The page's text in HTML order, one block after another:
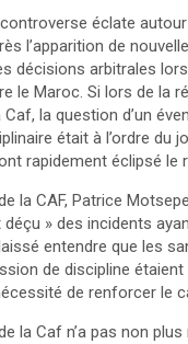
éclate
l’apparition de
décisions arbitrales
le Maroc. Si lors de la
la question d’un
était à l’ordre du
rapidement éclipsé le
la CAF, Patrice
» des incidents
entendre que les
de discipline
de renforcer le
la Caf n’a pas non